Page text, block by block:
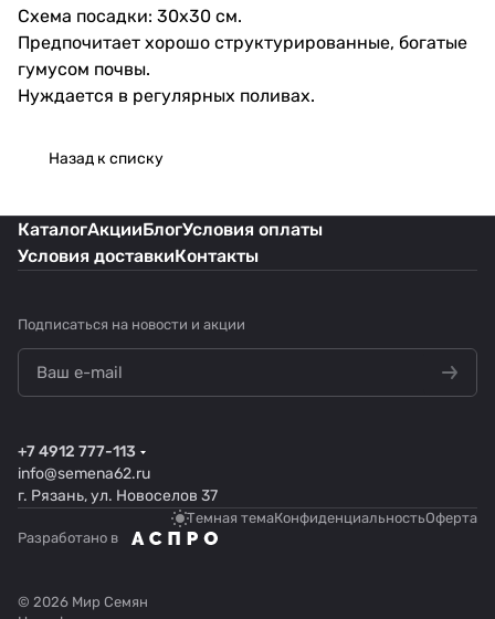
Схема посадки: 30x30 см.
Предпочитает хорошо структурированные, богатые
гумусом почвы.
Нуждается в регулярных поливах.
Назад к списку
КаталогАкцииБлогУсловия оплаты
Условия доставкиКонтакты
Подписаться на новости и акции
+7 4912 777-113
info@semena62.ru
г. Рязань, ул. Новоселов 37
Темная темаКонфиденциальностьОферта
Разработано в
© 2026 Мир Семян